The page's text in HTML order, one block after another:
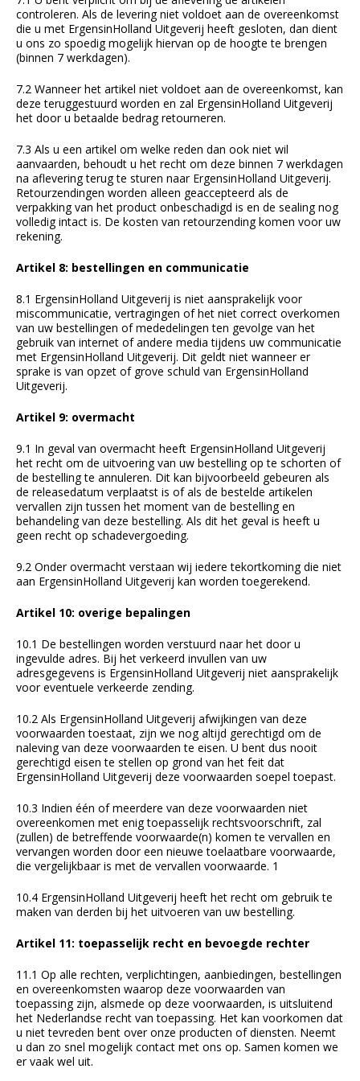
controleren. Als de levering niet voldoet aan de overeenkomst
die u met ErgensinHolland Uitgeverij heeft gesloten, dan dient
u ons zo spoedig mogelijk hiervan op de hoogte te brengen
(binnen 7 werkdagen).
7.2 Wanneer het artikel niet voldoet aan de overeenkomst, kan
deze teruggestuurd worden en zal ErgensinHolland Uitgeverij
het door u betaalde bedrag retourneren.
7.3 Als u een artikel om welke reden dan ook niet wil
aanvaarden, behoudt u het recht om deze binnen 7 werkdagen
na aflevering terug te sturen naar ErgensinHolland Uitgeverij.
Retourzendingen worden alleen geaccepteerd als de
verpakking van het product onbeschadigd is en de sealing nog
volledig intact is. De kosten van retourzending komen voor uw
rekening.
Artikel 8: bestellingen en communicatie
8.1 ErgensinHolland Uitgeverij is niet aansprakelijk voor
miscommunicatie, vertragingen of het niet correct overkomen
van uw bestellingen of mededelingen ten gevolge van het
gebruik van internet of andere media tijdens uw communicatie
met ErgensinHolland Uitgeverij. Dit geldt niet wanneer er
sprake is van opzet of grove schuld van ErgensinHolland
Uitgeverij.
Artikel 9: overmacht
9.1 In geval van overmacht heeft ErgensinHolland Uitgeverij
het recht om de uitvoering van uw bestelling op te schorten of
de bestelling te annuleren. Dit kan bijvoorbeeld gebeuren als
de releasedatum verplaatst is of als de bestelde artikelen
vervallen zijn tussen het moment van de bestelling en
behandeling van deze bestelling. Als dit het geval is heeft u
geen recht op schadevergoeding.
9.2 Onder overmacht verstaan wij iedere tekortkoming die niet
aan ErgensinHolland Uitgeverij kan worden toegerekend.
Artikel 10: overige bepalingen
10.1 De bestellingen worden verstuurd naar het door u
ingevulde adres. Bij het verkeerd invullen van uw
adresgegevens is ErgensinHolland Uitgeverij niet aansprakelijk
voor eventuele verkeerde zending.
10.2 Als ErgensinHolland Uitgeverij afwijkingen van deze
voorwaarden toestaat, zijn we nog altijd gerechtigd om de
naleving van deze voorwaarden te eisen. U bent dus nooit
gerechtigd eisen te stellen op grond van het feit dat
ErgensinHolland Uitgeverij deze voorwaarden soepel toepast.
10.3 Indien één of meerdere van deze voorwaarden niet
overeenkomen met enig toepasselijk rechtsvoorschrift, zal
(zullen) de betreffende voorwaarde(n) komen te vervallen en
vervangen worden door een nieuwe toelaatbare voorwaarde,
die vergelijkbaar is met de vervallen voorwaarde. 1
10.4 ErgensinHolland Uitgeverij heeft het recht om gebruik te
maken van derden bij het uitvoeren van uw bestelling.
Artikel 11: toepasselijk recht en bevoegde rechter
11.1 Op alle rechten, verplichtingen, aanbiedingen, bestellingen
en overeenkomsten waarop deze voorwaarden van
toepassing zijn, alsmede op deze voorwaarden, is uitsluitend
het Nederlandse recht van toepassing. Het kan voorkomen dat
u niet tevreden bent over onze producten of diensten. Neemt
u dan zo snel mogelijk contact met ons op. Samen komen we
er vaak wel uit.